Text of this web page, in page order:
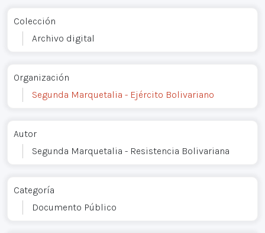
Colección
Archivo digital
Organización
Segunda Marquetalia - Ejército Bolivariano
Autor
Segunda Marquetalia - Resistencia Bolivariana
Categoría
Documento Público